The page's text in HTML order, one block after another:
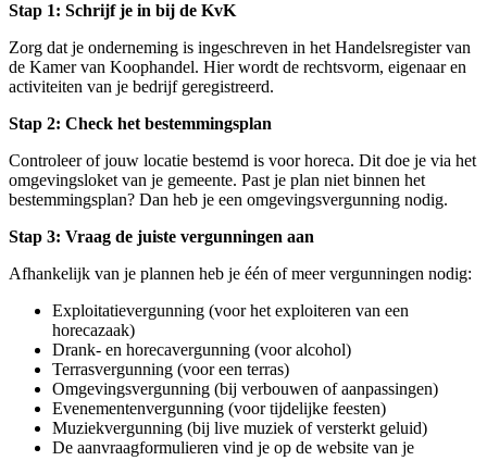
Stap 1: Schrijf je in bij de KvK
Zorg dat je onderneming is ingeschreven in het Handelsregister van
de Kamer van Koophandel. Hier wordt de rechtsvorm, eigenaar en
activiteiten van je bedrijf geregistreerd.
Stap 2: Check het bestemmingsplan
Controleer of jouw locatie bestemd is voor horeca. Dit doe je via het
omgevingsloket van je gemeente. Past je plan niet binnen het
bestemmingsplan? Dan heb je een omgevingsvergunning nodig.
Stap 3: Vraag de juiste vergunningen aan
Afhankelijk van je plannen heb je één of meer vergunningen nodig:
Exploitatievergunning (voor het exploiteren van een
horecazaak)
Drank- en horecavergunning (voor alcohol)
Terrasvergunning (voor een terras)
Omgevingsvergunning (bij verbouwen of aanpassingen)
Evenementenvergunning (voor tijdelijke feesten)
Muziekvergunning (bij live muziek of versterkt geluid)
De aanvraagformulieren vind je op de website van je